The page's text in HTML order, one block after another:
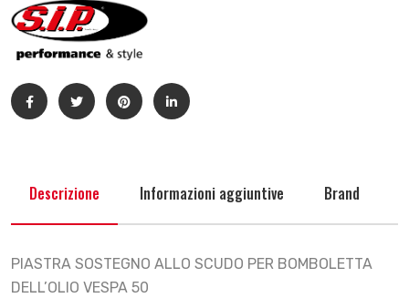
Descrizione Informazioni aggiuntive Brand
PIASTRA SOSTEGNO ALLO SCUDO PER BOMBOLETTA
DELL’OLIO VESPA 50